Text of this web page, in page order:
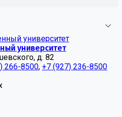
университет
д. 82
266-8500, +7 (927) 236-8500